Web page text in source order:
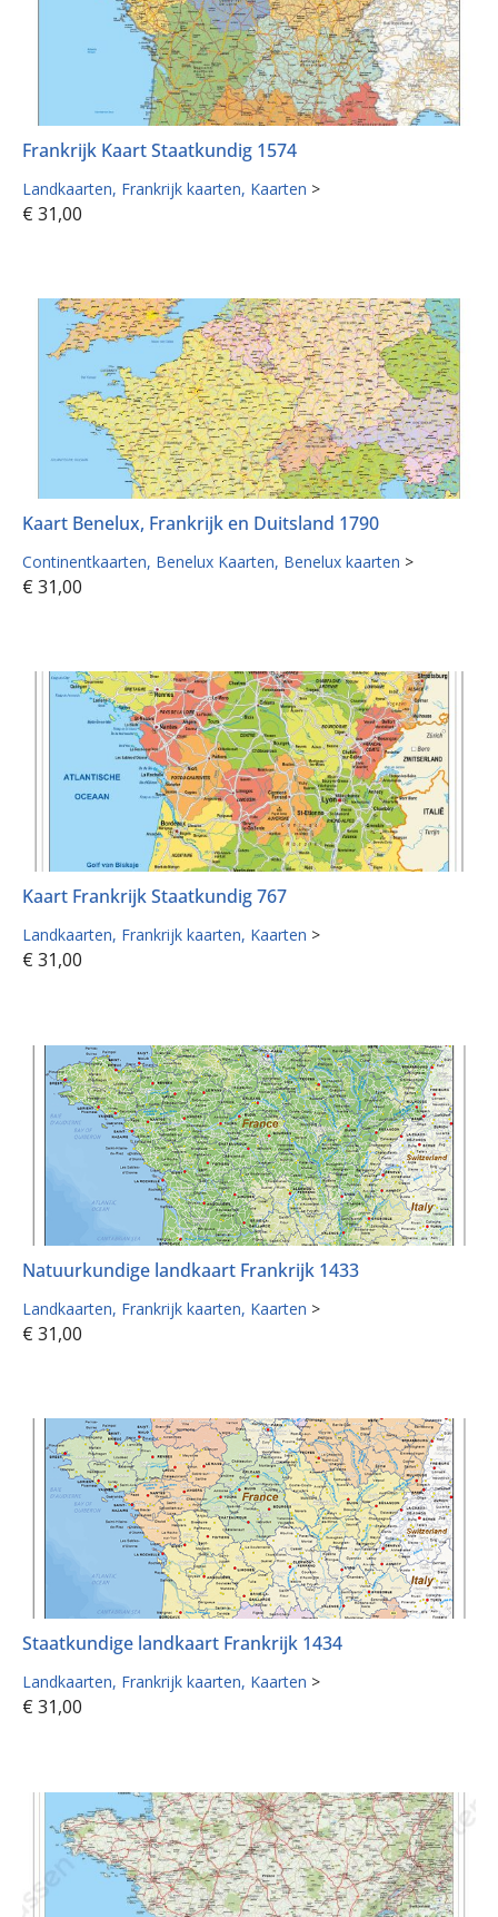
Frankrijk Kaart Staatkundig 1574
Landkaarten Frankrijk kaarten Kaarten >
€ 31,00
Kaart Benelux, Frankrijk en Duitsland 1790
Continentkaarten Benelux Kaarten Benelux kaarten >
€ 31,00
Kaart Frankrijk Staatkundig 767
Landkaarten Frankrijk kaarten Kaarten >
€ 31,00
Natuurkundige landkaart Frankrijk 1433
Landkaarten Frankrijk kaarten Kaarten >
€ 31,00
Staatkundige landkaart Frankrijk 1434
Landkaarten Frankrijk kaarten Kaarten >
€ 31,00